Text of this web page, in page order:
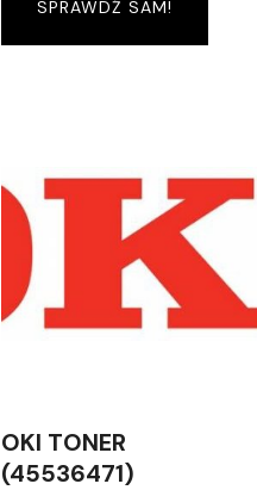
SPRAWDŹ SAM!
OKI TONER
(45536471)